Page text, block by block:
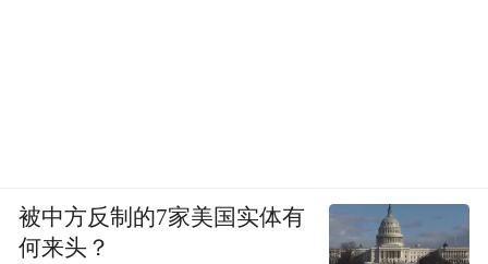
被中方反制的7家美国实体有
何来头？